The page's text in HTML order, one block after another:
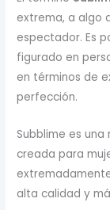
extrema, a algo
espectador. Es
figurado en
en términos de
perfección.
Subblime es una
creada para
alta calidad y